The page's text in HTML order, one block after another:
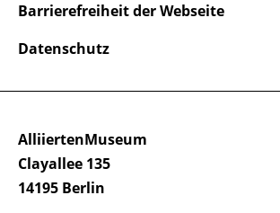
AlliiertenMuseum
Clayallee 135
14195 Berlin
Barrierefreiheit der Webseite
Datenschutz